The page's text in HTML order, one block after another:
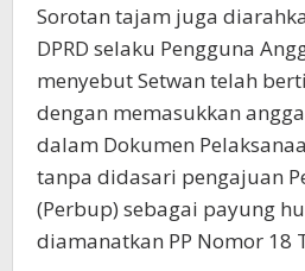
Sorotan tajam juga
DPRD selaku Pengguna
menyebut Setwan telah
dengan memasukkan
dalam Dokumen
tanpa didasari pengajuan
(Perbup) sebagai payung
diamanatkan PP Nomor 18